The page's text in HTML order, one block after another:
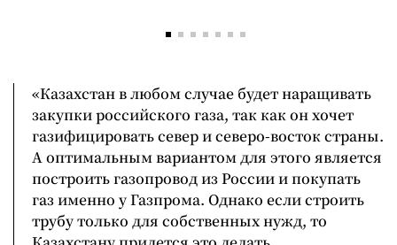
«Казахстан в любом случае будет наращивать
закупки российского газа, так как он хочет
газифицировать север и северо-восток страны.
А оптимальным вариантом для этого является
построить газопровод из России и покупать
газ именно у Газпрома. Однако если строить
трубу только для собственных нужд, то